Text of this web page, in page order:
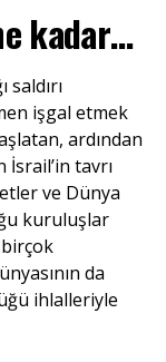
kadar…
saldırı
işgal etmek
ardından
İsrail’in tavrı
ve Dünya
kuruluşlar
birçok
da
ihlalleriyle